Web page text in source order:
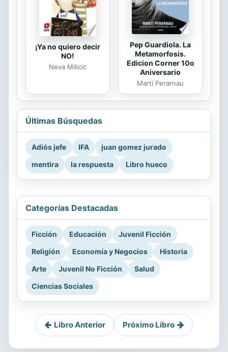
¡Ya no quiero decir
NO!
Neva Milicic
Pep Guardiola. La
Metamorfosis.
Edicion Corner 10o
Aniversario
Marti Perarnau
Últimas Búsquedas
Adiós jefe IFA
juan gomez jurado
mentira
la respuesta Libro hueco
Categorías Destacadas
Ficción Educación
Juvenil Ficción
Religión
Economía y Negocios
Historia
Arte
Juvenil No Ficción
Salud
Ciencias Sociales
Libro Anterior Próximo Libro